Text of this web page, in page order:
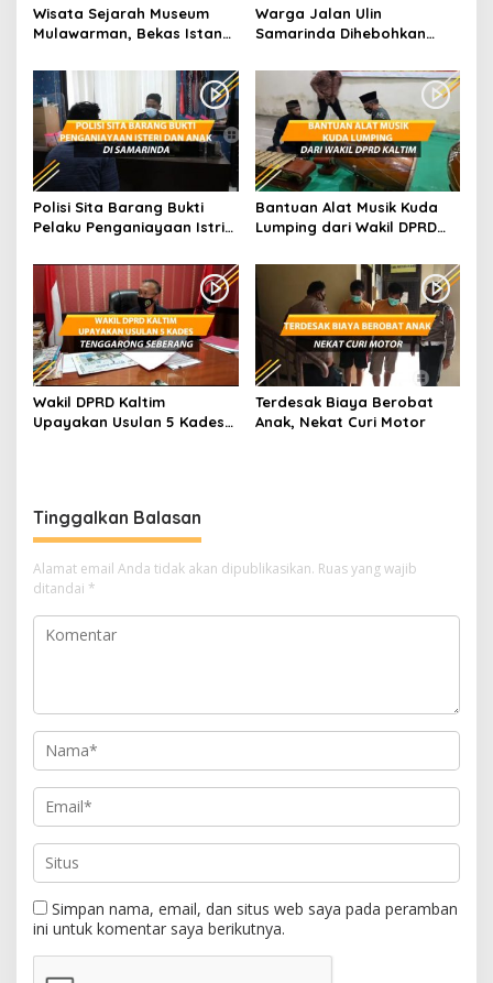
Wisata Sejarah Museum
Mulawarman, Bekas Istana
Warga Jalan Ulin
Samarinda Dihebohkan
Meninggal Dalam Mobil
Terparkir
Polisi Sita Barang Bukti
Pelaku Penganiayaan Istri
Bantuan Alat Musik Kuda
Lumping dari Wakil DPRD
Wakil DPRD Kaltim
Upayakan Usulan 5 Kades
Terdesak Biaya Berobat
Anak, Nekat Curi Motor
Tinggalkan Balasan
Alamat email Anda tidak akan dipublikasikan. Ruas yang wajib
ditandai *
Simpan nama, email, dan situs web saya pada peramban
ini untuk komentar saya berikutnya.